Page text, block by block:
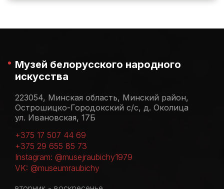
Музей белорусского народного
искусства
223054, Минская область, Минский район,
Острошицко-Городокский с/с, д. Околица
ул. Ивановская, 17Б
+375 17 507 44 69
+375 29 655 85 73
Instagram: @musejraubichy1979
VK: @museumraubichy